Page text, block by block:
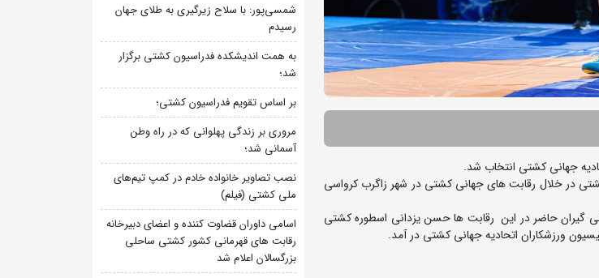
جهانی کشتی انتخاب شد.
در خلال رقابت های جهانی کشتی در شهر زاگرب کرواسی
گیران حاضر در این رقابت ها حسن یزدانی اسطوره کشتی
شمسی‌پور: با سلاح زیرگیری به طلای جهان
رسیدم
به همت اندیشکده فدراسیون کشتی برگزار
شد؛
بر اساس تقویم فدراسیون کشتی؛
مروری بر زندگی پهلوانی که در راه وطن
آسمانی شد؛
نصب تصاویر خانواده خادم در کمپ تیم‌های
ملی کشتی (فیلم)
اسامی داوران قضاوت کننده و اعضای دبیرخانه
رقابت های قهرمانی کشور کشتی ساحلی
بزرگسالان اعلام شد